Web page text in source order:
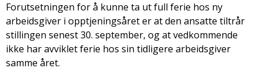
Forutsetningen for å kunne ta ut full ferie hos ny
arbeidsgiver i opptjeningsåret er at den ansatte tiltrår
stillingen senest 30. september, og at vedkommende
ikke har avviklet ferie hos sin tidligere arbeidsgiver
samme året.